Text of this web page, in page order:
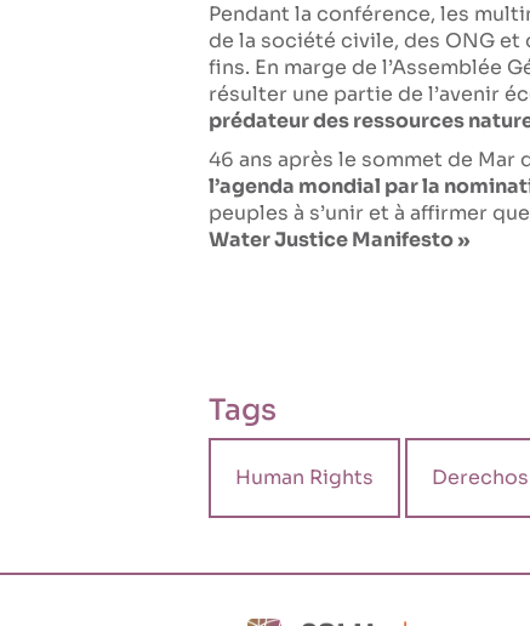
Pendant la conférence, les
de la société civile, des ONG
fins. En marge de l’Assemblée
résulter une partie de l’avenir
prédateur des ressources
46 ans après le sommet de Mar
l’agenda mondial par la
peuples à s’unir et à affirmer
Water Justice Manifesto »
Tags
Human Rights